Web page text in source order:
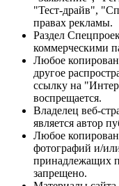
"Тест-драйв",
правах рекламы.
Раздел
коммерческими
Любое
другое
ссылку на
воспрещается.
Владелец веб-
является автор
Любое
фотографий и/
принадлежащих
запрещено.